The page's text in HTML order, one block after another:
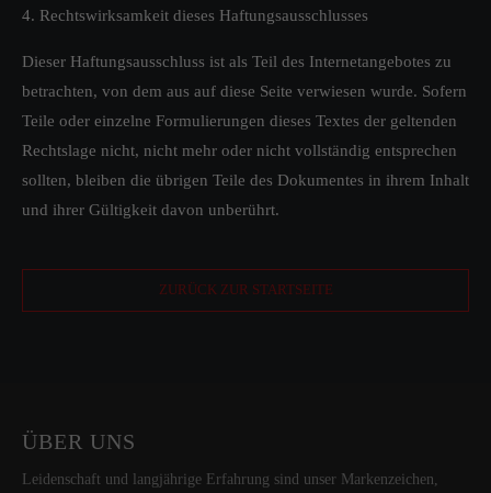
4. Rechtswirksamkeit dieses Haftungsausschlusses
Dieser Haftungsausschluss ist als Teil des Internetangebotes zu
betrachten, von dem aus auf diese Seite verwiesen wurde. Sofern
Teile oder einzelne Formulierungen dieses Textes der geltenden
Rechtslage nicht, nicht mehr oder nicht vollständig entsprechen
sollten, bleiben die übrigen Teile des Dokumentes in ihrem Inhalt
und ihrer Gültigkeit davon unberührt.
ZURÜCK ZUR STARTSEITE
ÜBER UNS
Leidenschaft und langjährige Erfahrung sind unser Markenzeichen,